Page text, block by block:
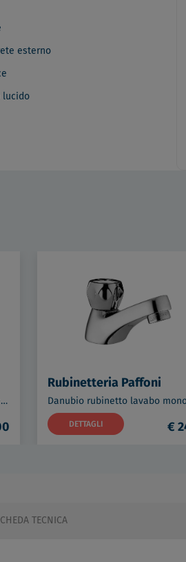
esterno
lucido
Danubio rubinetto lavabo a parete codice prod: DA209CR
Rubinetteria Paffoni
DETTAGLI €
TECNICA